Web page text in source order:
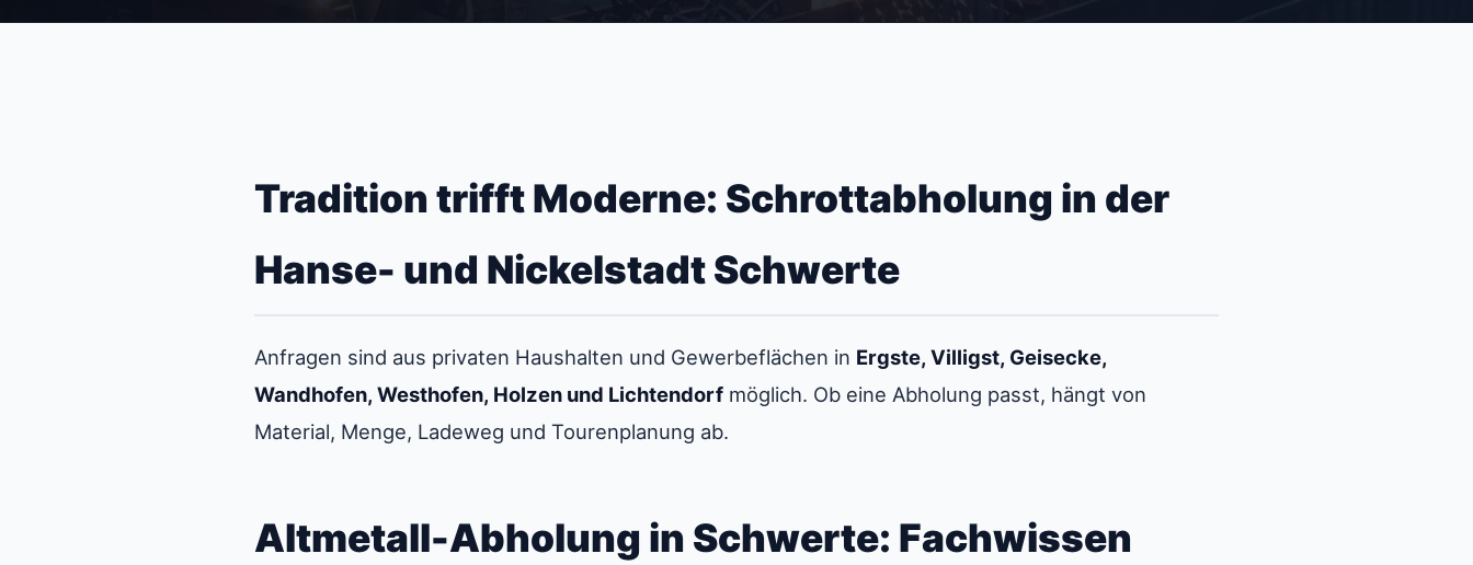
Tradition trifft Moderne: Schrottabholung in der
Hanse- und Nickelstadt Schwerte
Anfragen sind aus privaten Haushalten und Gewerbeflächen in Ergste, Villigst, Geisecke,
Wandhofen, Westhofen, Holzen und Lichtendorf möglich. Ob eine Abholung passt, hängt von
Material, Menge, Ladeweg und Tourenplanung ab.
Altmetall-Abholung in Schwerte: Fachwissen